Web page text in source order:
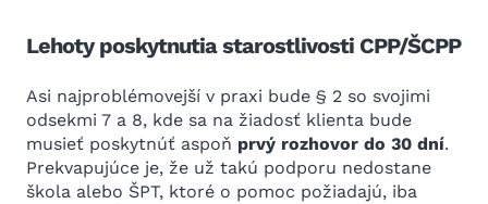
Lehoty poskytnutia starostlivosti CPP/ŠCPP
Asi najproblémovejší v praxi bude § 2 so svojimi
odsekmi 7 a 8, kde sa na žiadosť klienta bude
musieť poskytnúť aspoň prvý rozhovor do 30 dní.
Prekvapujúce je, že už takú podporu nedostane
škola alebo ŠPT, ktoré o pomoc požiadajú, iba